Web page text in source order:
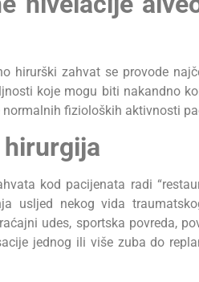
hirurški zahvat se provode
koje mogu biti nakandno
fizioloških aktivnosti
kod pacijenata radi
usljed nekog vida
udes, sportska povreda,
jednog ili više zuba do